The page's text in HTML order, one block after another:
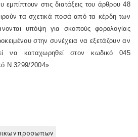
εμπίπτουν στις διατάξεις του άρθρου 48
τα σχετικά ποσά από τα κέρδη των
υπόψη για σκοπούς φορολογίας
στην συνέχεια να εξετάζουν αν
να καταχωρηθεί στον κωδικό 045
Ν.3299/2004»
προσωπων